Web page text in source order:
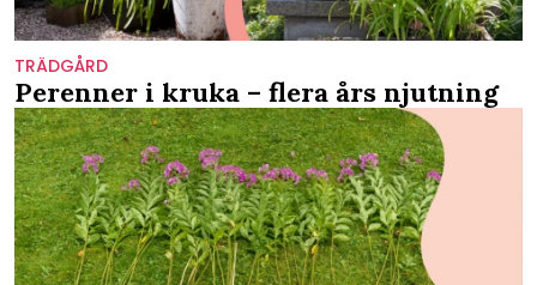
TRÄDGÅRD
Perenner i kruka – flera års njutning